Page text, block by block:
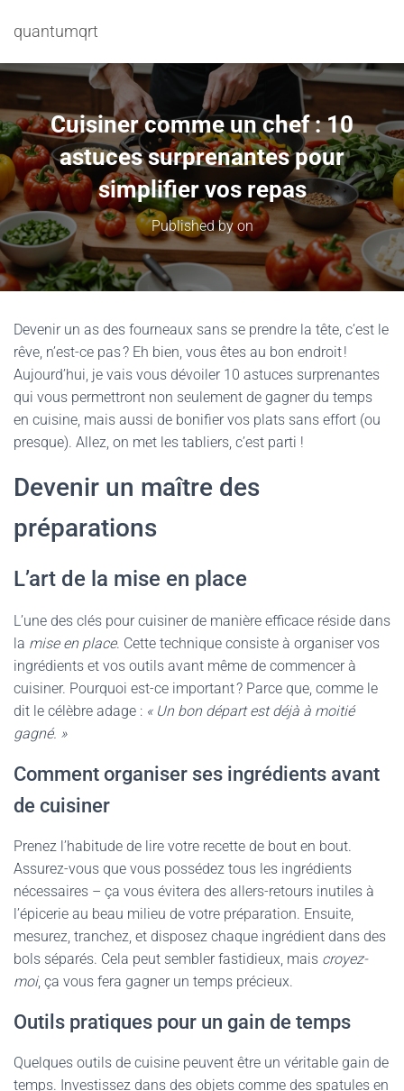
quantumqrt
Cuisiner comme un chef : 10
astuces surprenantes pour
simplifier vos repas
Published byon
Devenir un as des fourneaux sans se prendre la tête, c’est le
rêve, n’est-ce pas ? Eh bien, vous êtes au bon endroit !
Aujourd’hui, je vais vous dévoiler 10 astuces surprenantes
qui vous permettront non seulement de gagner du temps
en cuisine, mais aussi de bonifier vos plats sans effort (ou
presque). Allez, on met les tabliers, c’est parti !
Devenir un maître des
préparations
L’art de la mise en place
L’une des clés pour cuisiner de manière efficace réside dans
la mise en place. Cette technique consiste à organiser vos
ingrédients et vos outils avant même de commencer à
cuisiner. Pourquoi est-ce important ? Parce que, comme le
dit le célèbre adage : « Un bon départ est déjà à moitié
gagné. »
Comment organiser ses ingrédients avant
de cuisiner
Prenez l’habitude de lire votre recette de bout en bout.
Assurez-vous que vous possédez tous les ingrédients
nécessaires – ça vous évitera des allers-retours inutiles à
l’épicerie au beau milieu de votre préparation. Ensuite,
mesurez, tranchez, et disposez chaque ingrédient dans des
bols séparés. Cela peut sembler fastidieux, mais croyez-
moi, ça vous fera gagner un temps précieux.
Outils pratiques pour un gain de temps
Quelques outils de cuisine peuvent être un véritable gain de
temps. Investissez dans des objets comme des spatules en